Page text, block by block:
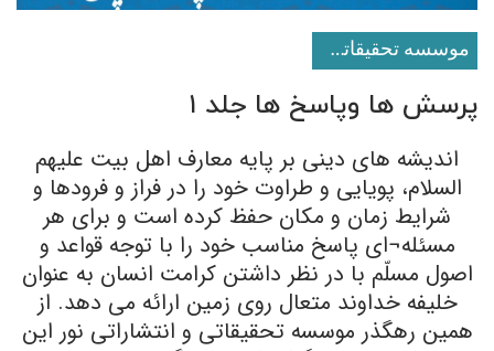
موسسه تحقيقاتى و انتشاراتى نور
پرسش ها وپاسخ ها جلد ۱
اندیشه های دینی بر پایه معارف اهل بیت علیهم
السلام، پویایی و طراوت خود را در فراز و فرودها و
شرایط زمان و مکان حفظ کرده است و برای هر
مسئله¬ای پاسخ مناسب خود را با توجه قواعد و
اصول مسلّم با در نظر داشتن کرامت انسان به عنوان
خلیفه خداوند متعال روی زمین ارائه می دهد. از
همین رهگذر موسسه تحقیقاتی و انتشاراتی نور این